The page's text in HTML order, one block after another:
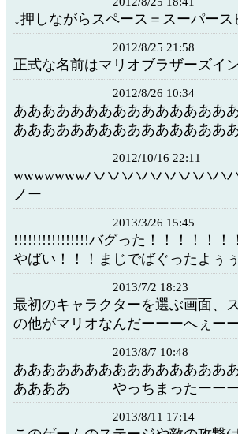
↓押しながらスペース＝スーパース
2012/8/25 21:58
正式な名前はマリオブラザーズイ
2012/8/26 10:34
あああああああああああああああ
あああああああああああああああ
2012/10/16 22:11
wwwwwwwハハハハハハハハハハ
ノー
2013/3/26 15:45
!!!!!!!!!!!!!!!!バグった！！！！！！！
やばい！！！まじでばぐったよぅ
2013/7/2 18:23
最初のキャラクターを選ぶ画面、
の他がマリオなんだーーーへぇー
2013/8/7 10:48
あああああああああああああああ
ああああ やっちまったーーー
2013/8/11 17:14